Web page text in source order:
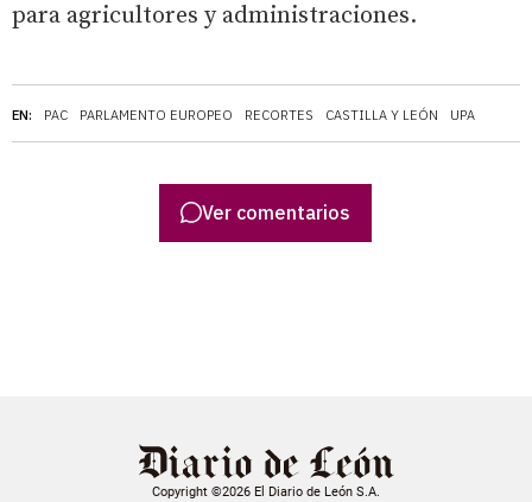
EN: PAC PARLAMENTO EUROPEO RECORTES CASTILLA Y LEÓN UPA
para agricultores y administraciones.
Ver comentarios
Copyright ©2026 El Diario de León S.A.